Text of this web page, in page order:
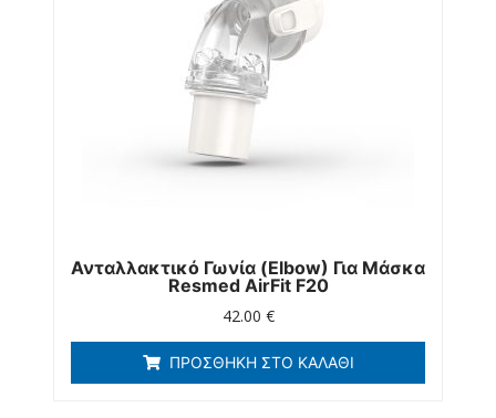
Ανταλλακτικό Γωνία (elbow) Για Μάσκα
Resmed AirFit F20
42.00 €
ΠΡΟΣΘΉΚΗ ΣΤΟ ΚΑΛΆΘΙ